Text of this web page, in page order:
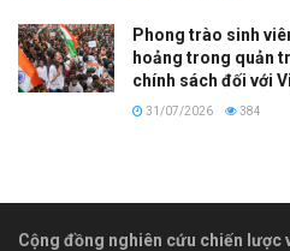
Phong trào sinh
hoảng trong quản
chính sách đối với
31/07/2026 384
Cộng đồng nghiên cứu chiến lược